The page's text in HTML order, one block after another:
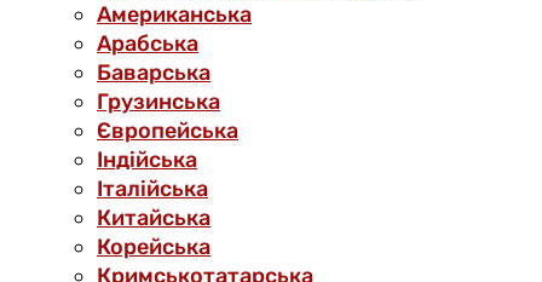
Американська
Арабська
Баварська
Грузинська
Європейська
Індійська
Італійська
Китайська
Корейська
Кримськотатарська